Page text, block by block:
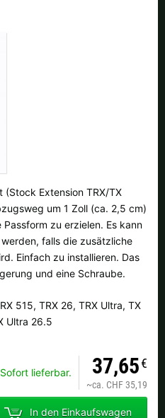
Extension TRX/TX
um 1 Zoll (ca. 2,5 cm)
zu erzielen. Es kann
falls die zusätzliche
Einfach zu installieren. Das
und eine Schraube.
515, TRX 26, TRX Ultra, TX
Ultra 26.5
lieferbar. 37,65€
~ca. CHF 35,19
In den Einkaufswagen
Versandregionen:
Ok